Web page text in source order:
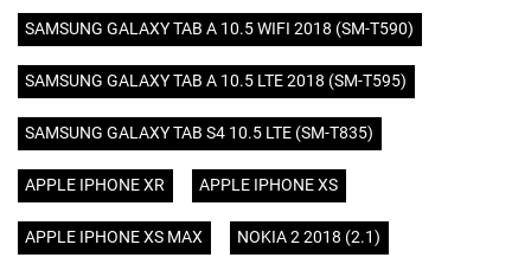
SAMSUNG GALAXY TAB A 10.5 WIFI 2018 (SM-T590)
SAMSUNG GALAXY TAB A 10.5 LTE 2018 (SM-T595)
SAMSUNG GALAXY TAB S4 10.5 LTE (SM-T835)
APPLE IPHONE XR APPLE IPHONE XS
APPLE IPHONE XS MAX NOKIA 2 2018 (2.1)